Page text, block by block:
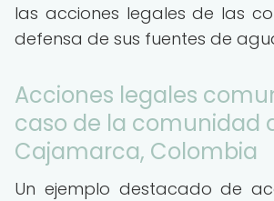
las acciones legales de las
defensa de sus fuentes de
Acciones legales
caso de la comunidad
Cajamarca, Colombia
Un ejemplo destacado de